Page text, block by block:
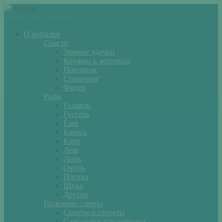
О рыбалке
Снасти
Зимние удочки
Кружки и жерлицы
Поплавок
Спиннинг
Фидер
Рыба
Голавль
Густера
Ёрш
Карась
Карп
Лещ
Линь
Окунь
Плотва
Щука
Другие
Полезные советы
Советы и секреты